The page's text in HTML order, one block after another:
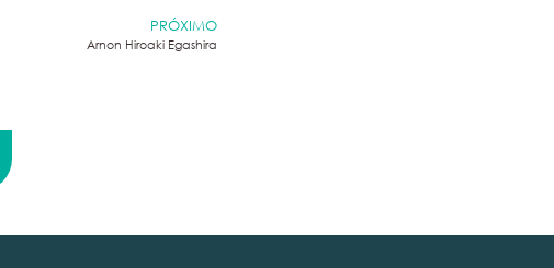
PRÓXIMO
Arnon Hiroaki Egashira